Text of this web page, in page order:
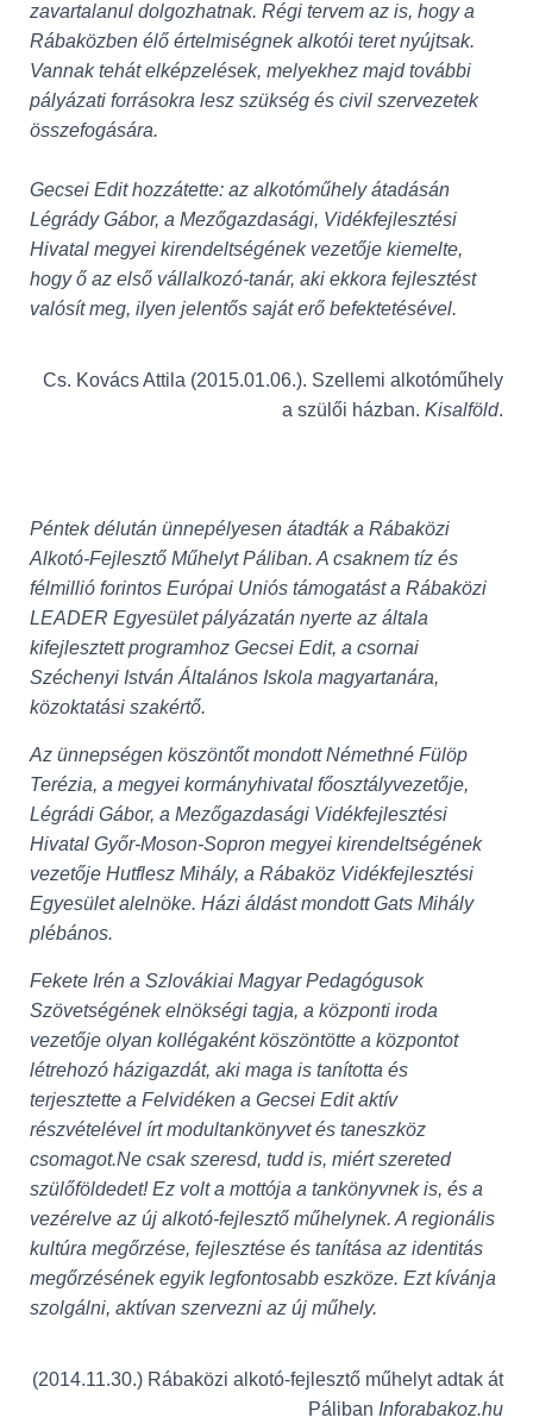
zavartalanul dolgozhatnak. Régi tervem az is, hogy a
Rábaközben élő értelmiségnek alkotói teret nyújtsak.
Vannak tehát elképzelések, melyekhez majd további
pályázati forrásokra lesz szükség és civil szervezetek
összefogására.
Gecsei Edit hozzátette: az alkotóműhely átadásán
Légrády Gábor, a Mezőgazdasági, Vidékfejlesztési
Hivatal megyei kirendeltségének vezetője kiemelte,
hogy ő az első vállalkozó-tanár, aki ekkora fejlesztést
valósít meg, ilyen jelentős saját erő befektetésével.
Cs. Kovács Attila (2015.01.06.). Szellemi alkotóműhely
a szülői házban. Kisalföld.
Péntek délután ünnepélyesen átadták a Rábaközi
Alkotó-Fejlesztő Műhelyt Páliban. A csaknem tíz és
félmillió forintos Európai Uniós támogatást a Rábaközi
LEADER Egyesület pályázatán nyerte az általa
kifejlesztett programhoz Gecsei Edit, a csornai
Széchenyi István Általános Iskola magyartanára,
közoktatási szakértő.
Az ünnepségen köszöntőt mondott Némethné Fülöp
Terézia, a megyei kormányhivatal főosztályvezetője,
Légrádi Gábor, a Mezőgazdasági Vidékfejlesztési
Hivatal Győr-Moson-Sopron megyei kirendeltségének
vezetője Hutflesz Mihály, a Rábaköz Vidékfejlesztési
Egyesület alelnöke. Házi áldást mondott Gats Mihály
plébános.
Fekete Irén a Szlovákiai Magyar Pedagógusok
Szövetségének elnökségi tagja, a központi iroda
vezetője olyan kollégaként köszöntötte a központot
létrehozó házigazdát, aki maga is tanította és
terjesztette a Felvidéken a Gecsei Edit aktív
részvételével írt modultankönyvet és taneszköz
csomagot.Ne csak szeresd, tudd is, miért szereted
szülőföldedet! Ez volt a mottója a tankönyvnek is, és a
vezérelve az új alkotó-fejlesztő műhelynek. A regionális
kultúra megőrzése, fejlesztése és tanítása az identitás
megőrzésének egyik legfontosabb eszköze. Ezt kívánja
szolgálni, aktívan szervezni az új műhely.
(2014.11.30.) Rábaközi alkotó-fejlesztő műhelyt adtak át
Páliban Inforabakoz.hu